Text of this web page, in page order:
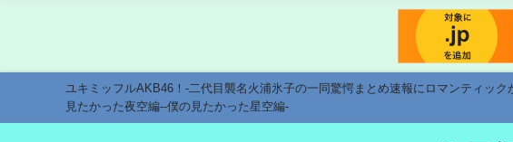
ユキミッフルAKB46！-二代目襲名火浦氷子の一同驚愕まとめ速報にロマンティッ
見たかった夜空編--僕の見たかった星空編-